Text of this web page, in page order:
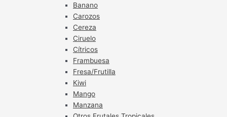
Banano
Carozos
Cereza
Ciruelo
Cítricos
Frambuesa
Fresa/Frutilla
Kiwi
Mango
Manzana